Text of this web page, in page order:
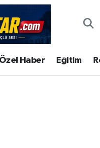
Özel Haber Eğitim